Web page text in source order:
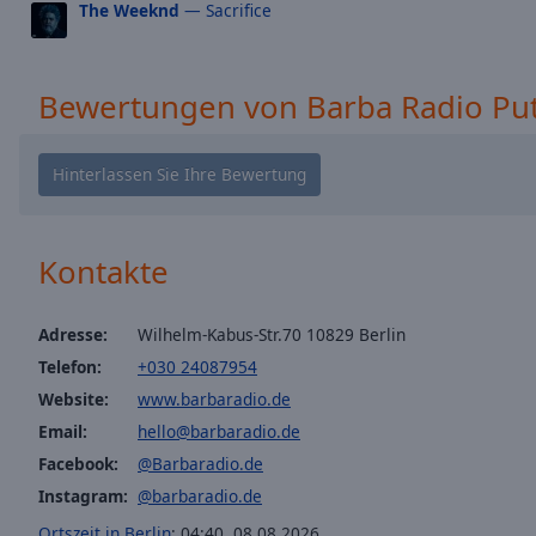
Opacity
Color
Opacity
Caption
Area
Background
Color
The Weeknd — Sacrifice
Bewertungen von Barba Radio
Kontakte
Adresse:
Wilhelm-Kabus-Str.70 10829 Berlin
Telefon:
+030 24087954
Website:
www.barbaradio.de
Email:
hello@barbaradio.de
Facebook:
@Barbaradio.de
Instagram: @barbaradio.de